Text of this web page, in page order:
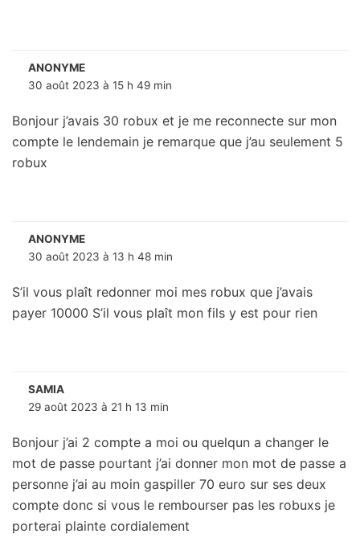
ANONYME
30 août 2023 à 15 h 49 min
Bonjour j’avais 30 robux et je me reconnecte sur mon
compte le lendemain je remarque que j’au seulement 5
robux
ANONYME
30 août 2023 à 13 h 48 min
S’il vous plaît redonner moi mes robux que j’avais
payer 10000 S’il vous plaît mon fils y est pour rien
SAMIA
29 août 2023 à 21 h 13 min
Bonjour j’ai 2 compte a moi ou quelqun a changer le
mot de passe pourtant j’ai donner mon mot de passe a
personne j’ai au moin gaspiller 70 euro sur ses deux
compte donc si vous le rembourser pas les robuxs je
porterai plainte cordialement